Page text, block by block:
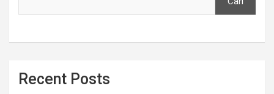
Recent Posts